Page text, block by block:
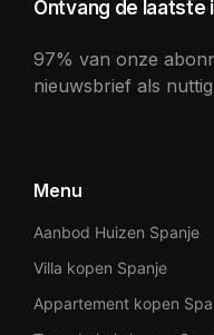
Ontvang de laatste
97% van onze
nieuwsbrief als
Menu
Aanbod Huizen Spanje
Villa kopen Spanje
Appartement kopen